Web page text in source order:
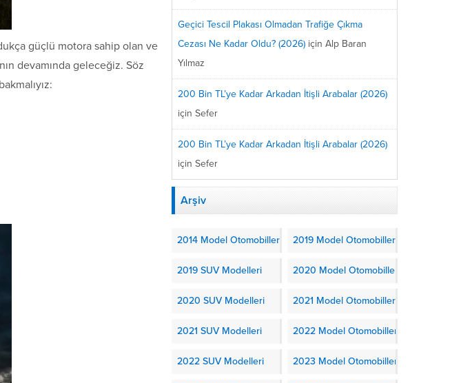
güçlü motora sahip olan ve
devamında geleceğiz. Söz
Geçici Tescil Plakası Olmadan Trafiğe Çıkma
Cezası Ne Kadar Oldu? (2026) için Alp Baran
Yılmaz
200 Bin TL’ye Kadar Arkadan İtişli Arabalar (2026)
için Sefer
200 Bin TL’ye Kadar Arkadan İtişli Arabalar (2026)
için Sefer
Arşiv
2014 Model Otomobiller 2019 Model Otomobiller
2019 SUV Modelleri 2020 Model Otomobiller
2020 SUV Modelleri 2021 Model Otomobiller
2021 SUV Modelleri 2022 Model Otomobiller
2022 SUV Modelleri 2023 Model Otomobiller